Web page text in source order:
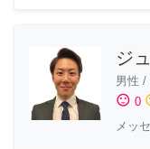
ジ
男性 /
sentiment_satisfied 0
メッ